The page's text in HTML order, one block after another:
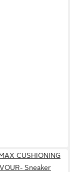
CUSHIONING
Sneaker